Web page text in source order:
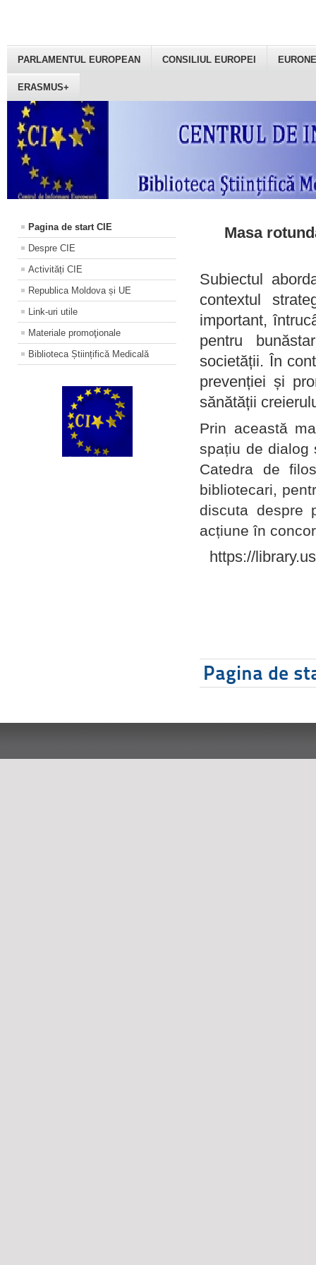
PARLAMENTUL EUROPEAN CONSILIUL EUROPEI
ERASMUS+
Pagina de start CIE
Despre CIE
Activități CIE
Republica Moldova și UE
Link-uri utile
Materiale promoţionale
Biblioteca Științifică Medicală
Masa
Subiectul
contextul
important,
pentru
societății. În
prevenției și
sănătății
Prin această
spațiu de dialog
Catedra de
bibliotecari,
discuta despre
acțiune în
https://
Pagina de